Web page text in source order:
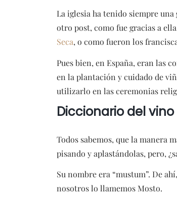
La iglesia ha tenido siempre
otro post, como fue gracias a
Seca, o como fueron los
Pues bien, en España, eran las
en la plantación y cuidado de
utilizarlo en las ceremonias
Diccionario del
Todos sabemos, que la manera
pisando y aplastándolas, pero,
Su nombre era “mustum”. De
nosotros lo llamemos Mosto.